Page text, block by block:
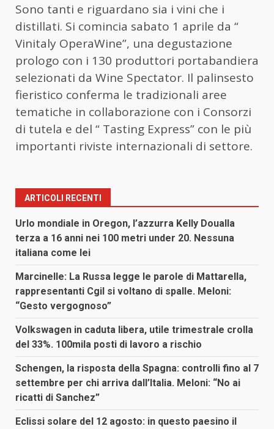
Sono tanti e riguardano sia i vini che i
distillati. Si comincia sabato 1 aprile da “
Vinitaly OperaWine”, una degustazione
prologo con i 130 produttori portabandiera
selezionati da Wine Spectator. Il palinsesto
fieristico conferma le tradizionali aree
tematiche in collaborazione con i Consorzi
di tutela e del “ Tasting Express” con le più
importanti riviste internazionali di settore.
ARTICOLI RECENTI
Urlo mondiale in Oregon, l’azzurra Kelly Doualla
terza a 16 anni nei 100 metri under 20. Nessuna
italiana come lei
Marcinelle: La Russa legge le parole di Mattarella,
rappresentanti Cgil si voltano di spalle. Meloni:
“Gesto vergognoso”
Volkswagen in caduta libera, utile trimestrale crolla
del 33%. 100mila posti di lavoro a rischio
Schengen, la risposta della Spagna: controlli fino al 7
settembre per chi arriva dall’Italia. Meloni: “No ai
ricatti di Sanchez”
Eclissi solare del 12 agosto: in questo paesino il